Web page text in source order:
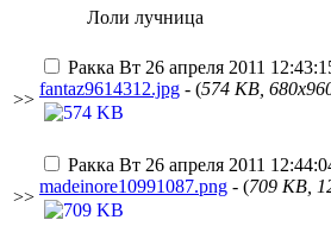
Лоли лучница
>>
Ракка Вт 26 апреля 2011
fantaz9614312.jpg - (574 KB,
>>
Ракка Вт 26 апреля 2011
madeinore10991087.png - (709 KB,